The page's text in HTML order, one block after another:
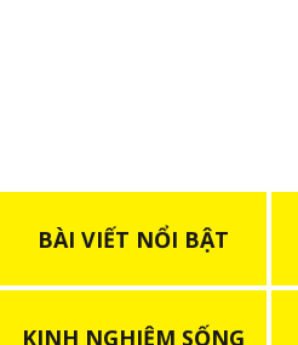
BÀI VIẾT NỔI BẬT
KINH NGHIỆM SỐNG